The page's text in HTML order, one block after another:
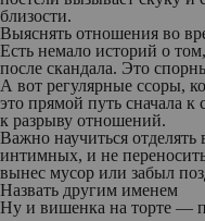
близости.
Выяснять отношения во
Есть немало историй о
после скандала. Это
А вот регулярные ссоры,
это прямой путь сначала
к разрыву отношений.
Важно научиться
интимных, и не
вынес мусор или забыл
Назвать другим именем
Ну и вишенка на торте —